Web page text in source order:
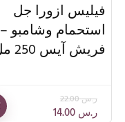
فيليس ازورا جل
استحمام وشامبو –
فريش آيس 250 مل
ر.س22.00
ر.س14.00